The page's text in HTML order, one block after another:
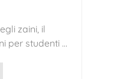
היברית
zaini, il
per studenti è
4,4–9,6